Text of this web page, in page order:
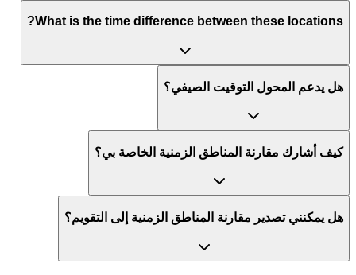
What is the time difference between these locations?
هل يدعم المحول التوقيت الصيفي؟
كيف أشارك مقارنة المناطق الزمنية الخاصة بي؟
هل يمكنني تصدير مقارنة المناطق الزمنية إلى التقويم؟